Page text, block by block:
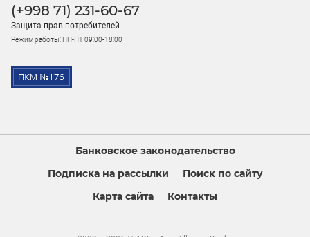
(+998 71) 231-60-67
Защита прав потребителей
Режим работы: ПН-ПТ 09:00-18:00
Банковское законодательство
Подписка на рассылки
Поиск по сайту
Карта сайта
Контакты